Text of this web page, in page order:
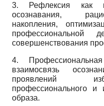
3. Рефлексия как
осознавания,
накопления,
профессиональной
совершенствования
4.
взаимосвязь
проявлений
профессионального
образа.